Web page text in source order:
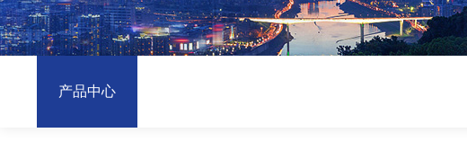
产品中心